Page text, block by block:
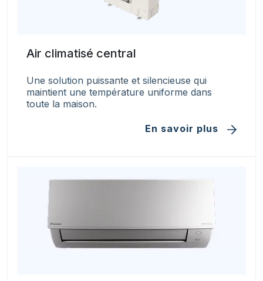
Air climatisé central
Une solution puissante et silencieuse qui
maintient une température uniforme dans
toute la maison.
En savoir plus